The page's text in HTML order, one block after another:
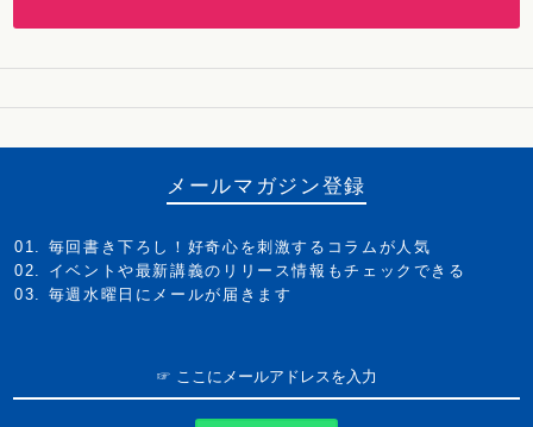
メールマガジン登録
毎回書き下ろし！好奇心を刺激するコラムが人気
イベントや最新講義のリリース情報もチェックできる
毎週水曜日にメールが届きます